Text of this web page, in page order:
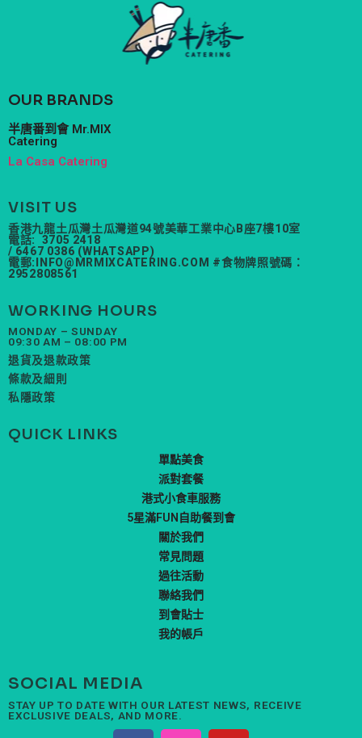
OUR BRANDS
半唐番到會 Mr.MIX
Catering
La Casa Catering
VISIT US
香港九龍土瓜灣土瓜灣道94號美華工業中心B座7樓10室
電話: 3705 2418
/ 6467 0386 (WHATSAPP)
電郵:
INFO@MRMIXCATERING.COM #食物牌照號碼：
2952808561
WORKING HOURS
MONDAY – SUNDAY
09:30 AM – 08:00 PM
退貨及退款政策
條款及細則
私隱政策
QUICK LINKS
單點美食
派對套餐
港式小食車服務
5星滿FUN自助餐到會
關於我們
常見問題
過往活動
聯絡我們
到會貼士
我的帳戶
SOCIAL MEDIA
STAY UP TO DATE WITH OUR LATEST NEWS, RECEIVE
EXCLUSIVE DEALS, AND MORE.